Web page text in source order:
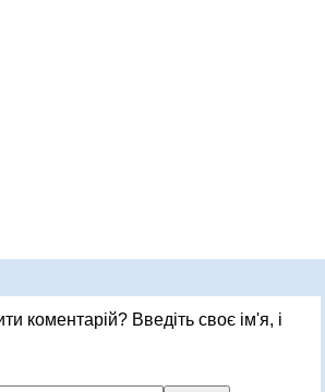
коментарій? Введіть своє ім'я, і